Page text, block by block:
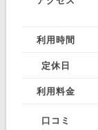
利用時間
定休日
利用料金
口コミ